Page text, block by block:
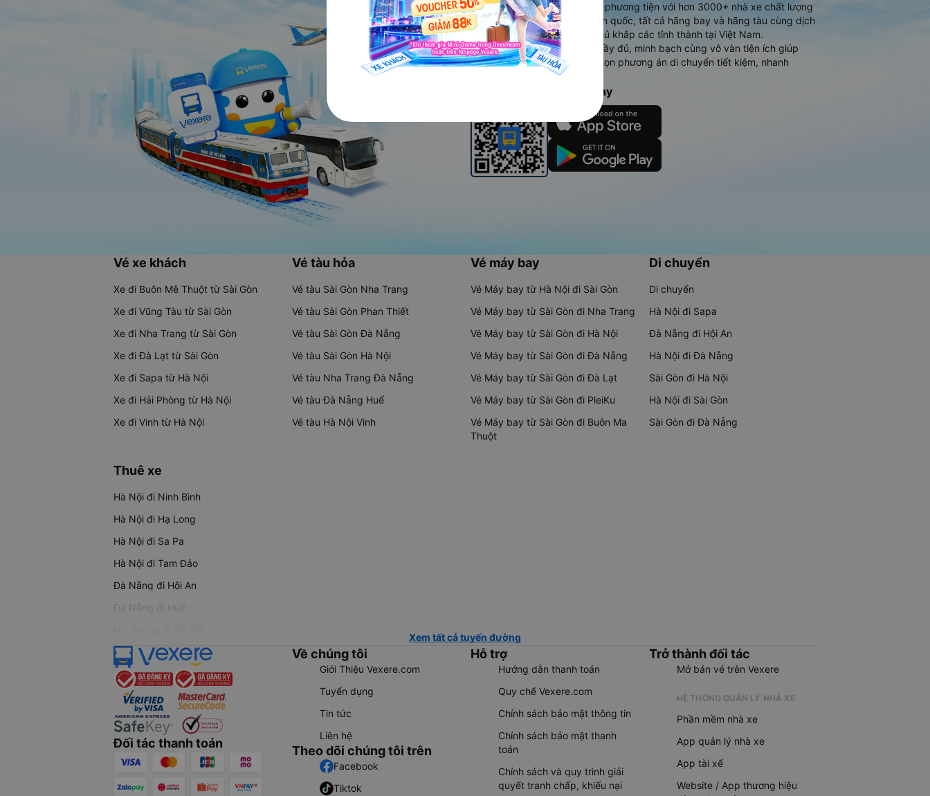
Vexere - ứng dụng đặt vé đa phương tiện với hơn 3000+ nhà xe chất lượng
cao, 5000+ tuyến đường toàn quốc, tất cả hãng bay và hãng tàu cùng dịch
vụ thuê xe máy, xe du lịch phủ khắp các tỉnh thành tại Việt Nam.
Ứng dụng hiển thị thông tin đầy đủ, minh bạch cùng vô vàn tiện ích giúp
người dùng so sánh và lựa chọn phương án di chuyển tiết kiệm, nhanh
chóng và phù hợp nhất.
Tải ứng dụng Vexere ngay
Vé xe khách
Xe đi Buôn Mê Thuột từ Sài Gòn
Xe đi Vũng Tàu từ Sài Gòn
Xe đi Nha Trang từ Sài Gòn
Xe đi Đà Lạt từ Sài Gòn
Xe đi Sapa từ Hà Nội
Xe đi Hải Phòng từ Hà Nội
Xe đi Vinh từ Hà Nội
Vé tàu hỏa
Vé tàu Sài Gòn Nha Trang
Vé tàu Sài Gòn Phan Thiết
Vé tàu Sài Gòn Đà Nẵng
Vé tàu Sài Gòn Hà Nội
Vé tàu Nha Trang Đà Nẵng
Vé tàu Đà Nẵng Huế
Vé tàu Hà Nội Vinh
Vé máy bay
Vé Máy bay từ Hà Nội đi Sài Gòn
Vé Máy bay từ Sài Gòn đi Nha Trang
Vé Máy bay từ Sài Gòn đi Hà Nội
Vé Máy bay từ Sài Gòn đi Đà Nẵng
Vé Máy bay từ Sài Gòn đi Đà Lạt
Vé Máy bay từ Sài Gòn đi PleiKu
Vé Máy bay từ Sài Gòn đi Buôn Ma
Thuột
Di chuyển
Di chuyển
Hà Nội đi Sapa
Đà Nẵng đi Hội An
Hà Nội đi Đà Nẵng
Sài Gòn đi Hà Nội
Hà Nội đi Sài Gòn
Sài Gòn đi Đà Nẵng
Thuê xe
Hà Nội đi Ninh Bình
Hà Nội đi Hạ Long
Hà Nội đi Sa Pa
Hà Nội đi Tam Đảo
Đà Nẵng đi Hội An
Đà Nẵng đi Huế
Xem tất cả tuyến đường
Đối tác thanh toán
Về chúng tôi
Giới Thiệu Vexere.com
Tuyển dụng
Tin tức
Liên hệ
Theo dõi chúng tôi trên
Facebook
Tiktok
Hỗ trợ
Hướng dẫn thanh toán
Quy chế Vexere.com
Chính sách bảo mật thông tin
Chính sách bảo mật thanh
toán
Chính sách và quy trình giải
quyết tranh chấp, khiếu nại
Trở thành đối tác
Mở bán vé trên Vexere
HỆ THỐNG QUẢN LÝ NHÀ XE
Phần mềm nhà xe
App quản lý nhà xe
App tài xế
Website / App thương hiệu